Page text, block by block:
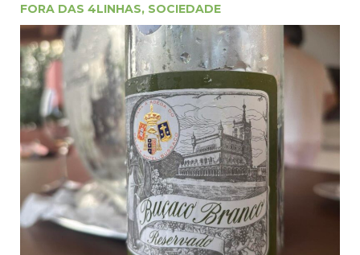
FORA DAS 4LINHAS, SOCIEDADE